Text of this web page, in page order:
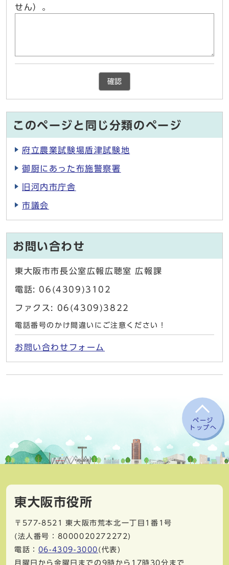
せん）。
確認
このページと同じ分類のページ
府立農業試験場盾津試験地
御厨にあった布施警察署
旧河内市庁舎
市議会
お問い合わせ
東大阪市市長公室広報広聴室 広報課
電話: 06(4309)3102
ファクス: 06(4309)3822
電話番号のかけ間違いにご注意ください！
お問い合わせフォーム
ページ
トップへ
東大阪市役所
〒577-8521
東大阪市荒本北一丁目1番1号
(法人番号：8000020272272)
電話： 06-4309-3000 (代表)
月曜日から金曜日までの9時から17時30分まで